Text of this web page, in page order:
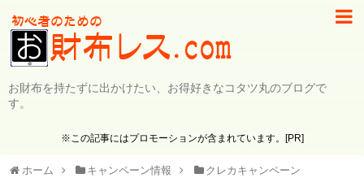
お財布を持たずに出かけたい、お得好きなコタツ丸のブログで
す。
※この記事にはプロモーションが含まれています。[PR]
ホーム キャンペーン情報 クレカキャンペーン